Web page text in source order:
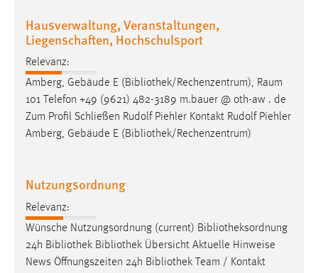
Hausverwaltung, Veranstaltungen,
Liegenschaften, Hochschulsport
Relevanz:
Amberg, Gebäude E (Bibliothek/Rechenzentrum), Raum
101 Telefon +49 (9621) 482-3189 m.bauer @ oth-aw . de
Zum Profil Schließen Rudolf Piehler Kontakt Rudolf Piehler
Amberg, Gebäude E (Bibliothek/Rechenzentrum)
Nutzungsordnung
Relevanz:
Wünsche Nutzungsordnung (current) Bibliotheksordnung
24h Bibliothek Bibliothek Übersicht Aktuelle Hinweise
News Öffnungszeiten 24h Bibliothek Team / Kontakt
hinweg verfolgen.
Name:
_gcl_au
Anbieter:
Google Ireland Limited
Conversion-Tracking
Cookie Laufzeit:
3 Monate
Facebook Pixel